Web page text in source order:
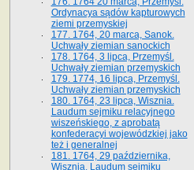
Ordynacya sądów kapturowych
ziemi przemyskiej
177. 1764, 20 marca, Sanok.
Uchwały ziemian sanockich
178. 1764, 3 lipca, Przemyśl.
Uchwały ziemian przemyskich
179. 1774, 16 lipca, Przemyśl.
Uchwały ziemian przemyskich
180. 1764, 23 lipca, Wisznia.
Laudum sejmiku relacyjnego
wiszeńskiego, z aprobatą
konfederacyi wojewódzkiej jako
też i generalnej
181. 1764, 29 października,
Wisznia. Laudum sejmiku